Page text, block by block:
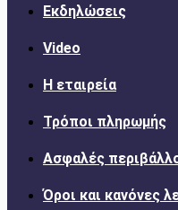
Εκδηλώσεις
Video
Η εταιρεία
Τρόποι πληρωμής
Ασφαλές
Όροι και κανόνες